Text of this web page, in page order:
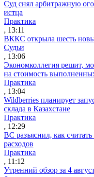
Суд снял арбитражную
истца
Практика
, 13:11
ВККС открыла шесть
Судьи
, 13:06
Экономколлегия решит,
на стоимость
Практика
, 13:04
Wildberries планирует
склада в Казахстане
Практика
, 12:29
ВС разъяснил, как
расходов
Практика
, 11:12
Утренний обзор за 4